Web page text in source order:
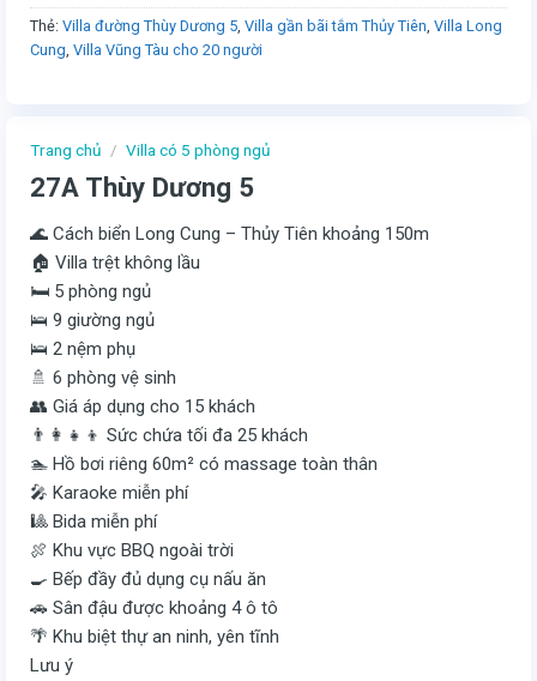
Trang chủ / Villa có 5 phòng ngủ
27A Thùy Dương 5
🌊 Cách biển Long Cung – Thủy Tiên khoảng 150m
🏠 Villa trệt không lầu
🛏️ 5 phòng ngủ
🛌 9 giường ngủ
🛌 2 nệm phụ
🚿 6 phòng vệ sinh
👥 Giá áp dụng cho 15 khách
👨‍👩‍👧‍👦 Sức chứa tối đa 25 khách
🏊 Hồ bơi riêng 60m² có massage toàn thân
🎤 Karaoke miễn phí
🎱 Bida miễn phí
🍖 Khu vực BBQ ngoài trời
🍳 Bếp đầy đủ dụng cụ nấu ăn
🚗 Sân đậu được khoảng 4 ô tô
🌴 Khu biệt thự an ninh, yên tĩnh
Lưu ý
Thẻ: Villa đường Thùy Dương 5, Villa gần bãi tắm Thủy Tiên, Villa Long
Cung, Villa Vũng Tàu cho 20 người